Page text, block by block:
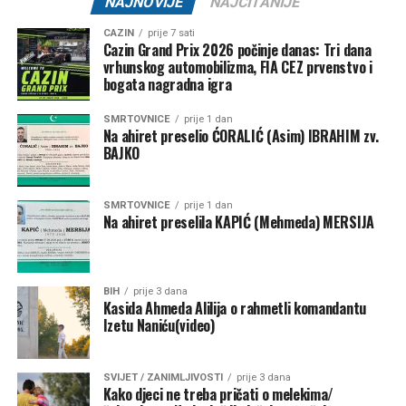
Allahov Poslanice?” – čudeći se upitaše ashabi. ”Može.
Kada budete naređivali zlo, a zabranjivali dobro. Tada se ni
vaši najučeniji ljudi neće moći snaći” – odgovori Poslanik
s.a.w.s.. (el-Mu'udžem el-Kebir, el-Taberani, br.715.)
Kako su velike i veličanstvene ove rijeci Allahovog
Poslanika, s.a.v.s.! One izazivaju divljenje i povećavaju
naše uvjerenje i naše vjerovanje u istinitost njegovog
poslanstva. Međutim, one također izazivaju zebnju i strah,
jer se, čini nam se, obistinjuju upravo u našem vremenu. U
vremenu koje je, s jedne strane, obilježeno nevjerovatnim
naučno-tehnološkim napretkom, a s druge strane još
nevjerovatnijim moralnim posrnućem i sunovratom koji
prijeti da uništi sve duhovne i moralne potencijale i
vrijednosti kod čovjeka kao najsavršenijeg Allahovog
stvorenja.
CAZIN prije 7 sati
Cazin Grand Prix 2026 počinje danas: Tri dana
vrhunskog automobilizma, FIA CEZ prvenstvo i
bogata nagradna igra
SMRTOVNICE prije 1 dan
Na ahiret preselio ĆORALIĆ (Asim) IBRAHIM zv.
BAJKO
SMRTOVNICE prije 1 dan
Na ahiret preselila KAPIĆ (Mehmeda) MERSIJA
BIH prije 3 dana
Kasida Ahmeda Alilija o rahmetli komandantu
Izetu Naniću(video)
SVIJET / ZANIMLJIVOSTI prije 3 dana
Kako djeci ne treba pričati o melekima/